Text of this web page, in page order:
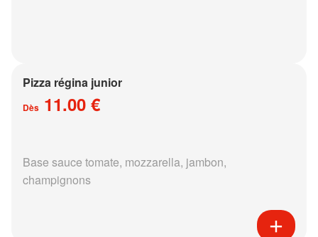
Pizza régina junior
Dès 11.00 €
Base sauce tomate, mozzarella, jambon,
champignons